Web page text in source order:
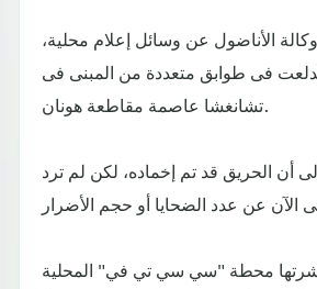
الأناضول عن وسائل إعلام محلية،
فى طوابق متعددة من المبنى فى
تشانغشا عاصمة مقاطعة هونان.
أن الحريق قد تم إخماده، لكن لم ترد
محطة "سي سي تي في" المحلية